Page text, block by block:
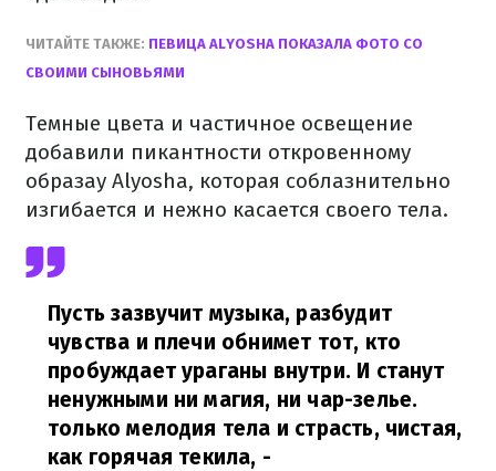
ЧИТАЙТЕ ТАКЖЕ: ПЕВИЦА ALYOSHA ПОКАЗАЛА ФОТО СО
СВОИМИ СЫНОВЬЯМИ
Темные цвета и частичное освещение
добавили пикантности откровенному
образау Alyosha, которая соблазнительно
изгибается и нежно касается своего тела.
Пусть зазвучит музыка, разбудит
чувства и плечи обнимет тот, кто
пробуждает ураганы внутри. И станут
ненужными ни магия, ни чар-зелье.
только мелодия тела и страсть, чистая,
как горячая текила, -